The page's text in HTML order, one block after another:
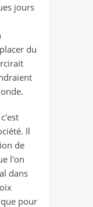
jours
du
Il
de
l'on
dans
pour